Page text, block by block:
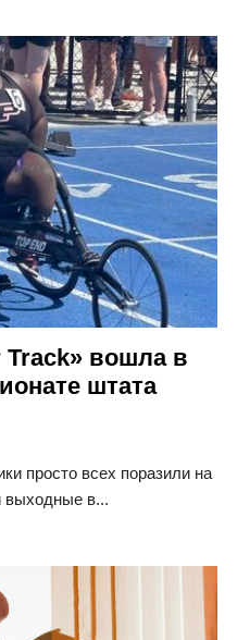
вошла в
штата
просто всех поразили на
выходные в...